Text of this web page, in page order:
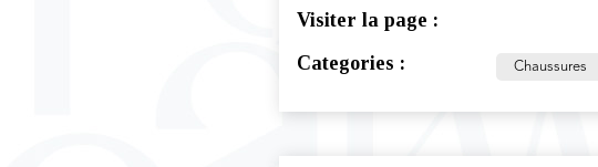
Visiter la page :
Categories :
Chaussures